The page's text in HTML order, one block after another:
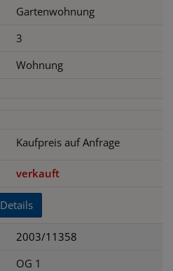
Gartenwohnung
3
Wohnung
Kaufpreis auf Anfrage
verkauft
Details
2003/11358
OG 1